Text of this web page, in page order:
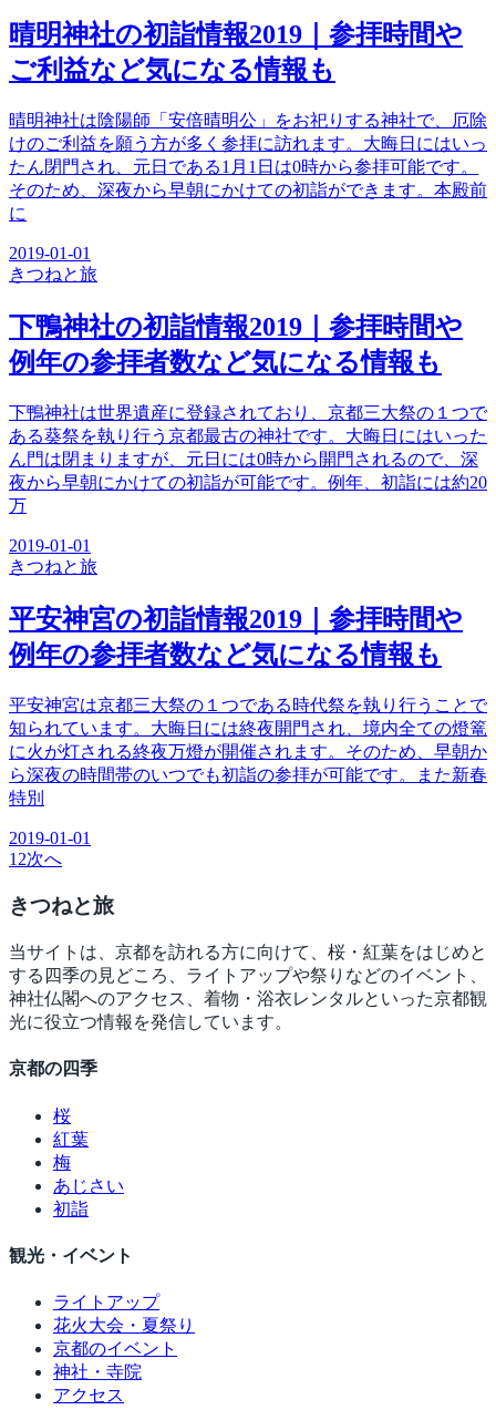
晴明神社の初詣情報2019｜参拝時間や
ご利益など気になる情報も
晴明神社は陰陽師「安倍晴明公」をお祀りする神社で、厄除
けのご利益を願う方が多く参拝に訪れます。大晦日にはいっ
たん閉門され、元日である1月1日は0時から参拝可能です。
そのため、深夜から早朝にかけての初詣ができます。本殿前
に
2019-01-01
きつねと旅
下鴨神社の初詣情報2019｜参拝時間や
例年の参拝者数など気になる情報も
下鴨神社は世界遺産に登録されており、京都三大祭の１つで
ある葵祭を執り行う京都最古の神社です。大晦日にはいった
ん門は閉まりますが、元日には0時から開門されるので、深
夜から早朝にかけての初詣が可能です。例年、初詣には約20
万
2019-01-01
きつねと旅
平安神宮の初詣情報2019｜参拝時間や
例年の参拝者数など気になる情報も
平安神宮は京都三大祭の１つである時代祭を執り行うことで
知られています。大晦日には終夜開門され、境内全ての燈篭
に火が灯される終夜万燈が開催されます。そのため、早朝か
ら深夜の時間帯のいつでも初詣の参拝が可能です。また新春
特別
2019-01-01
1 2次へ
きつねと旅
当サイトは、京都を訪れる方に向けて、桜・紅葉をはじめと
する四季の見どころ、ライトアップや祭りなどのイベント、
神社仏閣へのアクセス、着物・浴衣レンタルといった京都観
光に役立つ情報を発信しています。
京都の四季
桜
紅葉
梅
あじさい
初詣
観光・イベント
ライトアップ
花火大会・夏祭り
京都のイベント
神社・寺院
アクセス